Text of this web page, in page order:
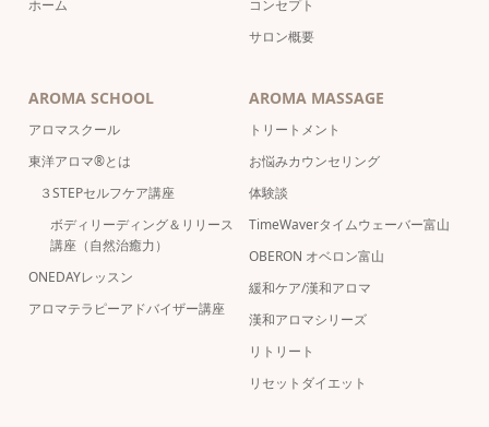
ホーム
コンセプト
サロン概要
AROMA SCHOOL
アロマスクール
東洋アロマ®とは
３STEPセルフケア講座
ボディリーディング＆リリース
講座（自然治癒力）
ONEDAYレッスン
アロマテラピーアドバイザー講座
AROMA MASSAGE
トリートメント
お悩みカウンセリング
体験談
TimeWaverタイムウェーバー富山
OBERON オベロン富山
緩和ケア/漢和アロマ
漢和アロマシリーズ
リトリート
リセットダイエット